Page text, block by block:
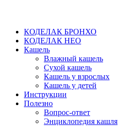
КОДЕЛАК БРОНХО
КОДЕЛАК НЕО
Кашель
Влажный кашель
Сухой кашель
Кашель у взрослых
Кашель у детей
Инструкции
Полезно
Вопрос-ответ
Энциклопедия кашля